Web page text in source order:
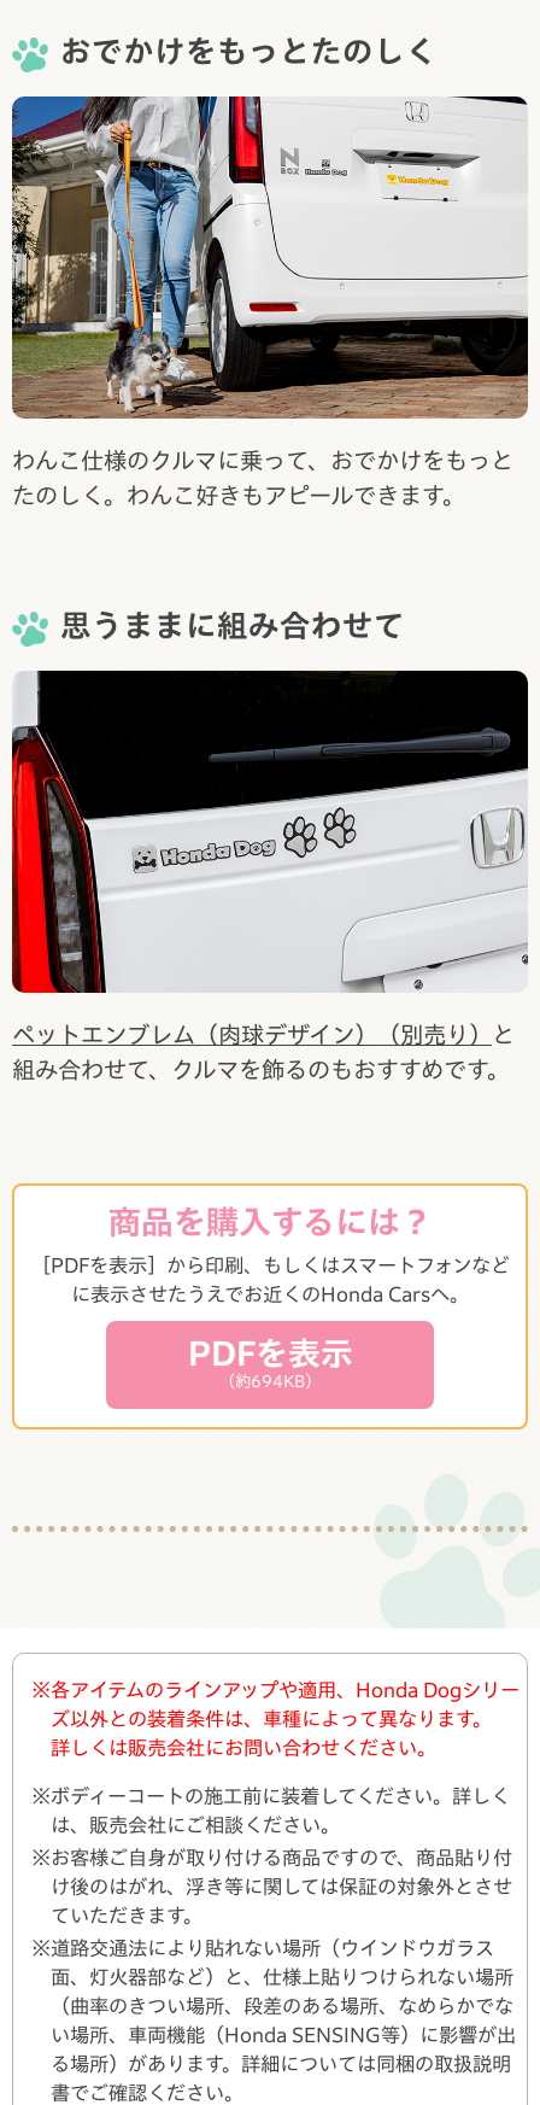
おでかけをもっとたのしく
わんこ仕様のクルマに乗って、おでかけをもっと
たのしく。わんこ好きもアピールできます。
思うままに組み合わせて
ペットエンブレム（肉球デザイン）（別売り）
と
組み合わせて、クルマを飾るのもおすすめです。
商品を購入するには？
［PDFを表示］から印刷、もしくはスマートフォンなど
に表示させたうえでお近くのHonda Carsへ。
PDFを表示
（約694KB）
※各アイテムのラインアップや適用、Honda Dogシリー
ズ以外との装着条件は、車種によって異なります。
詳しくは販売会社にお問い合わせください。
※ボディーコートの施工前に装着してください。詳しく
は、販売会社にご相談ください。
※お客様ご自身が取り付ける商品ですので、商品貼り付
け後のはがれ、浮き等に関しては保証の対象外とさせ
ていただきます。
※道路交通法により貼れない場所（ウインドウガラス
面、灯火器部など）と、仕様上貼りつけられない場所
（曲率のきつい場所、段差のある場所、なめらかでな
い場所、車両機能（Honda SENSING等）に影響が出
る場所）があります。詳細については同梱の取扱説明
書でご確認ください。